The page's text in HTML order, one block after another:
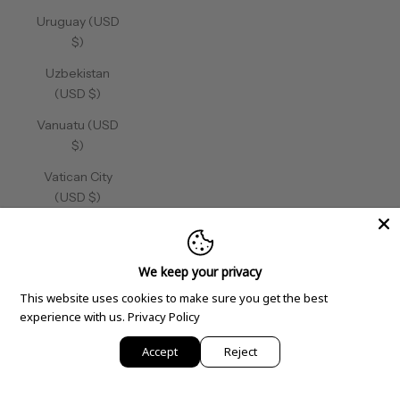
Uruguay (USD
$)
Uzbekistan
(USD $)
Vanuatu (USD
$)
Vatican City
(USD $)
$)
We keep your privacy
This website uses cookies to make sure you get the best
experience with us. Privacy Policy
Accept Reject